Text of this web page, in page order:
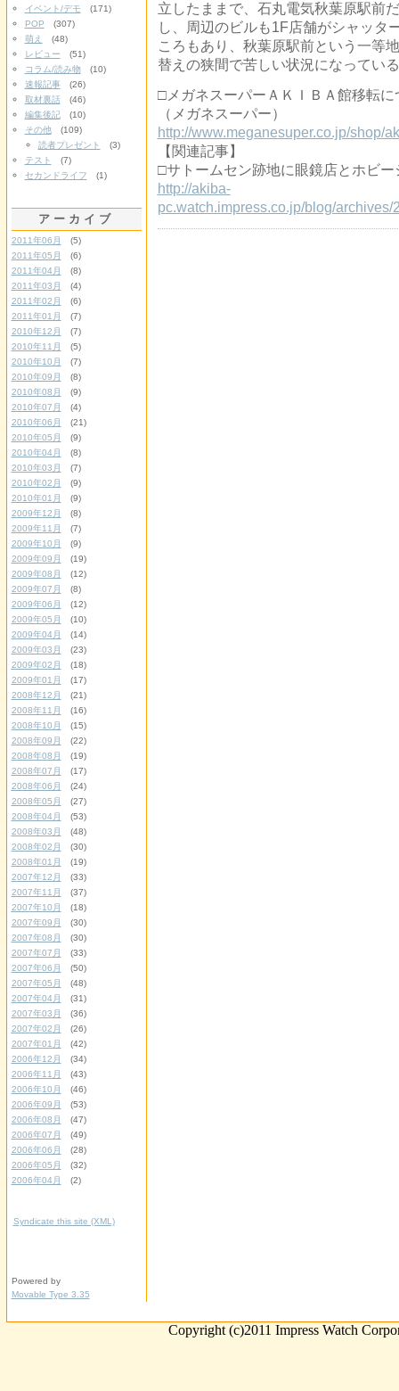
立したままで、石丸電気秋葉原駅前
し、周辺のビルも1F店舗がシャッタ
ころもあり、秋葉原駅前という一等
替えの狭間で苦しい状況になってい
□メガネスーパーＡＫＩＢＡ館移転
（メガネスーパー）
http://www.meganesuper.co.jp/shop/
【関連記事】
□サトームセン跡地に眼鏡店とホビ
http://akiba-
pc.watch.impress.co.jp/blog/archives/
イベント/デモ (171)
POP (307)
萌え
(48)
レビュー (51)
コラム/読み物(10)
速報記事(26)
取材裏話(46)
編集後記 (10)
その他(109)
読者プレゼント
(3)
テスト
(7)
セカンドライフ (1)
アーカイブ
2011年06月
(5)
2011年05月
(6)
2011年04月
(8)
2011年03月
(4)
2011年02月
(6)
2011年01月
(7)
2010年12月
(7)
2010年11月
(5)
2010年10月
(7)
2010年09月
(8)
2010年08月
(9)
2010年07月
(4)
2010年06月
(21)
2010年05月
(9)
2010年04月
(8)
2010年03月
(7)
2010年02月
(9)
2010年01月
(9)
2009年12月
(8)
2009年11月
(7)
2009年10月
(9)
2009年09月
(19)
2009年08月
(12)
2009年07月
(8)
2009年06月
(12)
2009年05月
(10)
2009年04月
(14)
2009年03月
(23)
2009年02月
(18)
2009年01月
(17)
2008年12月
(21)
2008年11月
(16)
2008年10月
(15)
2008年09月
(22)
2008年08月
(19)
2008年07月
(17)
2008年06月
(24)
2008年05月
(27)
2008年04月
(53)
2008年03月
(48)
2008年02月
(30)
2008年01月
(19)
2007年12月
(33)
2007年11月
(37)
2007年10月
(18)
2007年09月
(30)
2007年08月
(30)
2007年07月
(33)
2007年06月
(50)
2007年05月
(48)
2007年04月
(31)
2007年03月
(36)
2007年02月
(26)
2007年01月
(42)
2006年12月
(34)
2006年11月
(43)
2006年10月
(46)
2006年09月
(53)
2006年08月
(47)
2006年07月
(49)
2006年06月
(28)
2006年05月
(32)
2006年04月
(2)
Syndicate this site (XML)
Powered by
Movable Type 3.35
Copyright (c)2011 Impress Watch